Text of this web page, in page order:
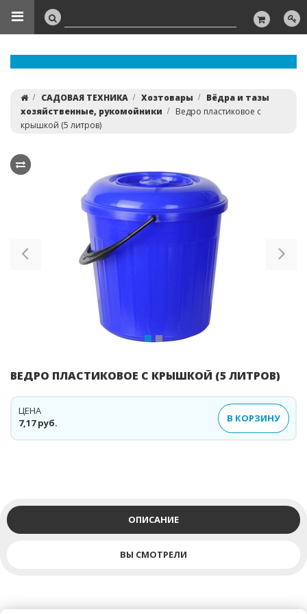
САДОВАЯ ТЕХНИКА Хозтовары
Вёдра и тазы
хозяйственные, рукомойники
Ведро пластиковое с
крышкой (5 литров)
Previous
ВЕДРО ПЛАСТИКОВОЕ С КРЫШКОЙ (5 ЛИТРОВ)
7,17 руб.
ЦЕНА
В КОРЗИНУ
ОПИСАНИЕ
ВЫ СМОТРЕЛИ